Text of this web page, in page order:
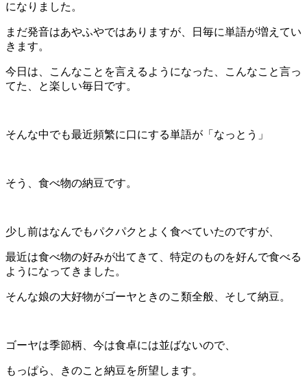
になりました。
まだ発音はあやふやではありますが、日毎に単語が増えてい
きます。
今日は、こんなことを言えるようになった、こんなこと言っ
てた、と楽しい毎日です。
そんな中でも最近頻繁に口にする単語が「なっとう」
そう、食べ物の納豆です。
少し前はなんでもパクパクとよく食べていたのですが、
最近は食べ物の好みが出てきて、特定のものを好んで食べる
ようになってきました。
そんな娘の大好物がゴーヤときのこ類全般、そして納豆。
ゴーヤは季節柄、今は食卓には並ばないので、
もっぱら、きのこと納豆を所望します。